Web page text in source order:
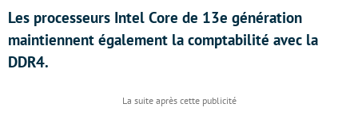
Les processeurs Intel Core de 13e génération
maintiennent également la comptabilité avec la
DDR4.